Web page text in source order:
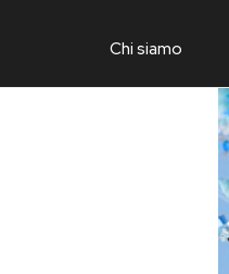
Chi siamo